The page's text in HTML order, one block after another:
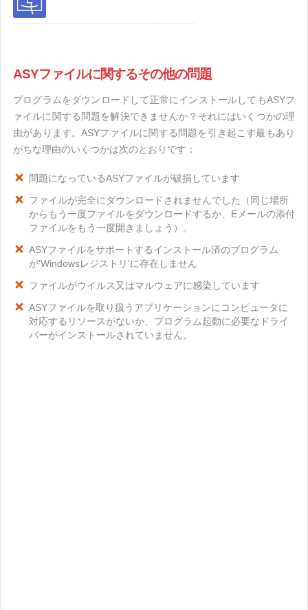
ASYファイルに関するその他の問題
プログラムをダウンロードして正常にインストールしてもASYフ
ァイルに関する問題を解決できませんか？それにはいくつかの理
由があります。ASYファイルに関する問題を引き起こす最もあり
がちな理由のいくつかは次のとおりです：
問題になっているASYファイルが破損しています
ファイルが完全にダウンロードされませんでした（同じ場所
からもう一度ファイルをダウンロードするか、Eメールの添付
ファイルをもう一度開きましょう）。
ASYファイルをサポートするインストール済のプログラム
が'Windowsレジストリ'に存在しません
ファイルがウイルス又はマルウェアに感染しています
ASYファイルを取り扱うアプリケーションにコンピュータに
対応するリソースがないか、プログラム起動に必要なドライ
バーがインストールされていません。